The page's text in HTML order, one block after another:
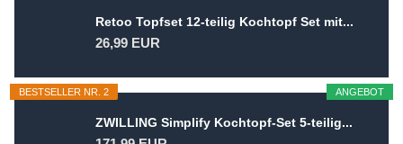
Retoo Topfset 12-teilig Kochtopf Set mit...
26,99 EUR
ANGEBOT
BESTSELLER NR. 2
ZWILLING Simplify Kochtopf-Set 5-teilig...